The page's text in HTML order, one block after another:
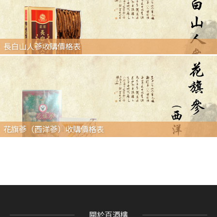
長白山人蔘收購價格表
花旗蔘（西洋蔘）收購價格表
關於百酒樓